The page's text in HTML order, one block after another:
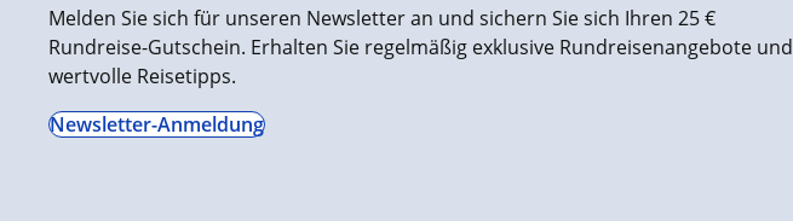
Melden Sie sich für unseren Newsletter an und sichern Sie sich Ihren 25 €
Rundreise-Gutschein. Erhalten Sie regelmäßig exklusive Rundreisenangebote und
wertvolle Reisetipps.
Newsletter-Anmeldung